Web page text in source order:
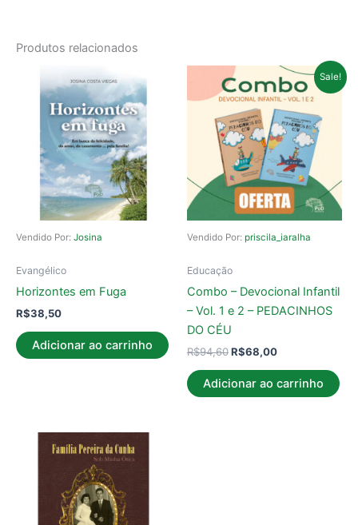
Produtos relacionados
Vendido Por: Josina
Evangélico
Horizontes em Fuga
R$38,50
Adicionar ao carrinho
Sale!
Vendido Por: priscila_iaralha
Educação
Combo – Devocional Infantil
– Vol. 1 e 2 – PEDACINHOS
DO CÉU
R$94,60
O
preço
original
era:
R$94,60.
R$68,00
O
preço
atual
é:
R$68,00.
Adicionar ao carrinho